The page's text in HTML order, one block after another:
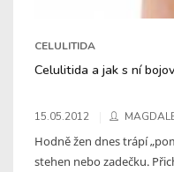
CELULITIDA
Celulitida a jak s ní
15.05.2012
Hodně žen dnes trápí
stehen nebo zadečku.